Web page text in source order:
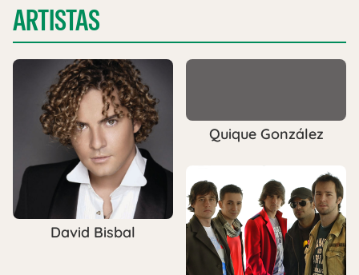
ARTISTAS
David Bisbal
Quique González